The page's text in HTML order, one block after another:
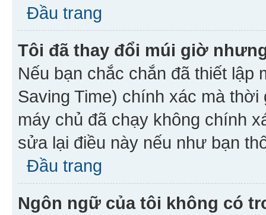
Đầu trang
Tôi đã thay đổi múi giờ
Nếu bạn chắc chắn đã thiết lập
Saving Time) chính xác mà
máy chủ đã chạy không chính
sửa lại điều này nếu như bạn
Đầu trang
Ngôn ngữ của tôi không có